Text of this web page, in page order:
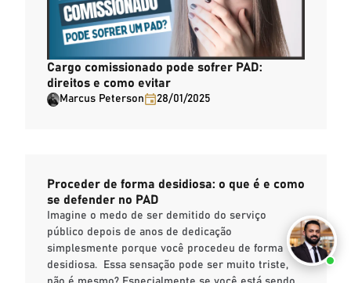
Cargo comissionado pode sofrer PAD:
direitos e como evitar
Marcus Peterson 28/01/2025
Proceder de forma desidiosa: o que é e como
se defender no PAD
Imagine o medo de ser demitido do serviço
público depois de anos de dedicação
simplesmente porque você procedeu de forma
desidiosa. Essa sensação pode ser muito triste,